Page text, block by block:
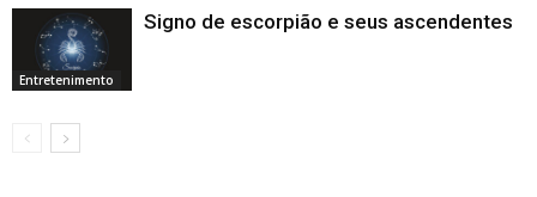
Entretenimento
Signo de escorpião e seus ascendentes